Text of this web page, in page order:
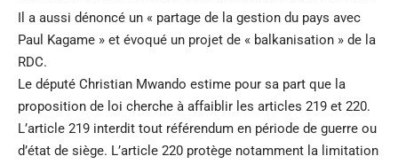
Il a aussi dénoncé un « partage de la gestion du pays avec
Paul Kagame » et évoqué un projet de « balkanisation » de la
RDC.
Le député Christian Mwando estime pour sa part que la
proposition de loi cherche à affaiblir les articles 219 et 220.
L’article 219 interdit tout référendum en période de guerre ou
d’état de siège. L’article 220 protège notamment la limitation